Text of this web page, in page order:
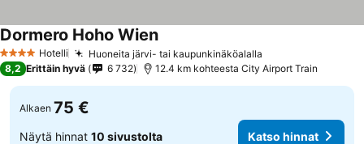
4 Tähtiluokitus
Hotelli Huoneita järvi- tai kaupunkinäköalalla
Dormero Hoho Wien
8,2 Erittäin hyvä 6 732 12.4 km kohteesta City Airport Train
Alkaen 75 €
Näytä hinnat 10 sivustolta Katso hinnat